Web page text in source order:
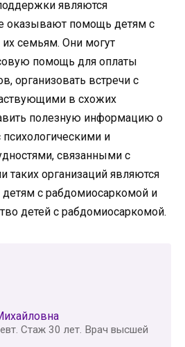
являются
оказывают помощь детям с
семьям. Они могут
помощь для оплаты
организовать встречи с
в схожих
полезную информацию о
психологическими и
связанными с
организаций являются
с рабдомиосаркомой и
детей с рабдомиосаркомой.
Стаж 30 лет. Врач высшей